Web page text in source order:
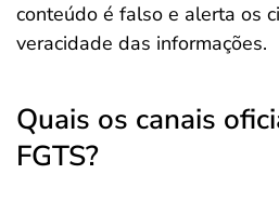
conteúdo é falso e alerta os
veracidade das informações.
Quais os canais
FGTS?